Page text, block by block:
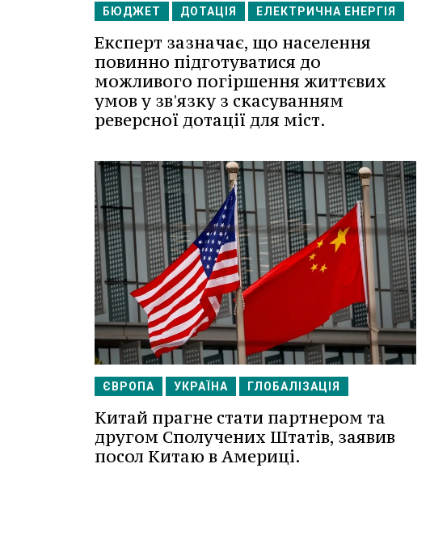
БЮДЖЕТ ДОТАЦІЯ ЕЛЕКТРИЧНА ЕНЕРГІЯ
Експерт зазначає, що населення
повинно підготуватися до
можливого погіршення життєвих
умов у зв'язку з скасуванням
реверсної дотації для міст.
ЄВРОПА УКРАЇНА ГЛОБАЛІЗАЦІЯ
Китай прагне стати партнером та
другом Сполучених Штатів, заявив
посол Китаю в Америці.